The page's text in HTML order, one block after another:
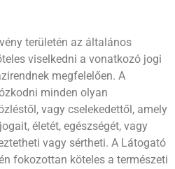
területén az általános
viselkedni a vonatkozó jogi
megfelelően. A
minden olyan
vagy cselekedettől, amely
életét, egészségét, vagy
vagy sértheti. A Látogató
fokozottan köteles a természeti